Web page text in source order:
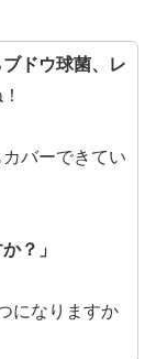
ブドウ球菌、レ
バーできてい
？」
になりますか